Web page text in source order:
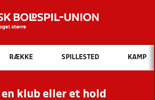
Hvad vil du søge efter?
INDHOLD OG NYHEDER
RESULTATER, KLUBBER OG
RÆKKE SPILLESTED KAMP
en klub eller et hold